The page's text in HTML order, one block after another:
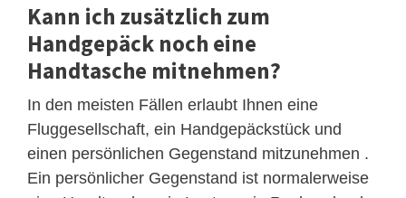
Kann ich zusätzlich zum
Handgepäck noch eine
Handtasche mitnehmen?
In den meisten Fällen erlaubt Ihnen eine
Fluggesellschaft, ein Handgepäckstück und
einen persönlichen Gegenstand mitzunehmen .
Ein persönlicher Gegenstand ist normalerweise